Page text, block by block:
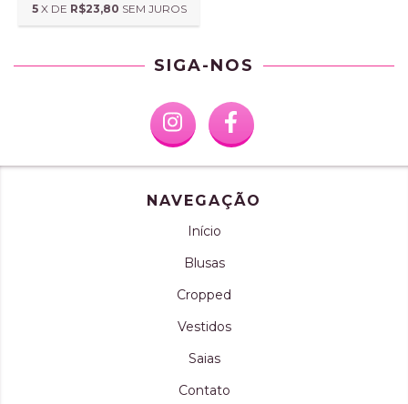
5 X DE R$23,80 SEM JUROS
SIGA-NOS
NAVEGAÇÃO
Início
Blusas
Cropped
Vestidos
Saias
Contato